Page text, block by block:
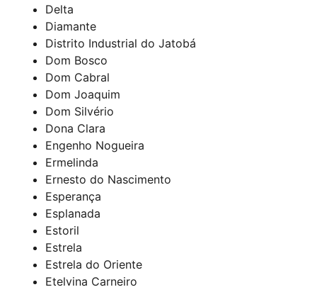
Delta
Diamante
Distrito Industrial do Jatobá
Dom Bosco
Dom Cabral
Dom Joaquim
Dom Silvério
Dona Clara
Engenho Nogueira
Ermelinda
Ernesto do Nascimento
Esperança
Esplanada
Estoril
Estrela
Estrela do Oriente
Etelvina Carneiro